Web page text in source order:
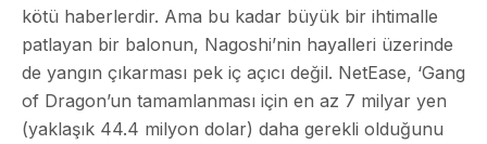
kötü haberlerdir. Ama bu kadar büyük bir ihtimalle
patlayan bir balonun, Nagoshi’nin hayalleri üzerinde
de yangın çıkarması pek iç açıcı değil. NetEase, ‘Gang
of Dragon’un tamamlanması için en az 7 milyar yen
(yaklaşık 44.4 milyon dolar) daha gerekli olduğunu